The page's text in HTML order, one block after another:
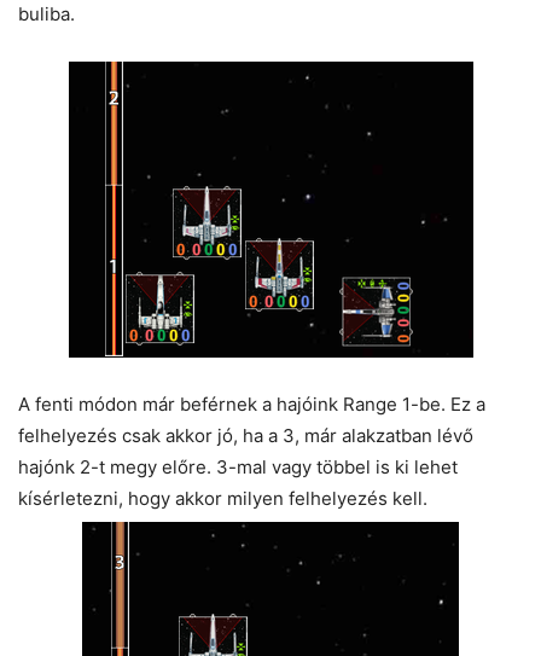
buliba.
A fenti módon már beférnek a hajóink Range 1-be. Ez a
felhelyezés csak akkor jó, ha a 3, már alakzatban lévő
hajónk 2-t megy előre. 3-mal vagy többel is ki lehet
kísérletezni, hogy akkor milyen felhelyezés kell.